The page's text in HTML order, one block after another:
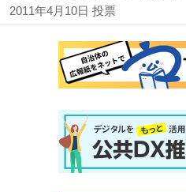
2011年4月10日 投票